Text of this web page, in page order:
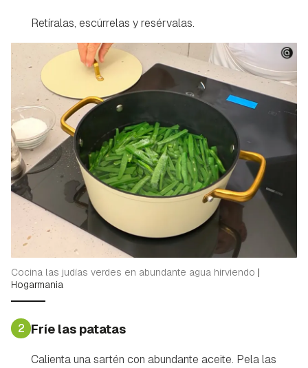
Retíralas, escúrrelas y resérvalas.
Cocina las judías verdes en abundante agua hirviendo |
Hogarmania
2 Fríe las patatas
Calienta una sartén con abundante aceite. Pela las